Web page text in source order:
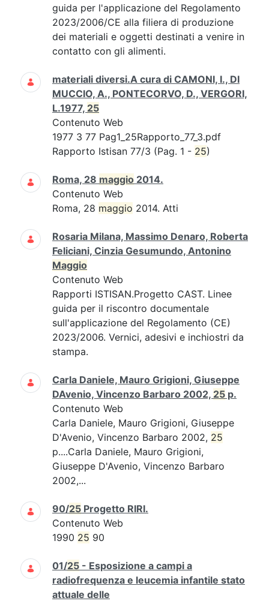
guida per l'applicazione del Regolamento
2023/2006/CE alla filiera di produzione
dei materiali e oggetti destinati a venire in
contatto con gli alimenti.
materiali diversi.A cura di CAMONI, I., DI
MUCCIO, A., PONTECORVO, D., VERGORI,
L.1977, 25
Contenuto Web
1977 3 77 Pag1_25Rapporto_77_3.pdf
Rapporto Istisan 77/3 (Pag. 1 - 25)
Roma, 28 maggio 2014.
Contenuto Web
Roma, 28 maggio 2014. Atti
Rosaria Milana, Massimo Denaro, Roberta
Feliciani, Cinzia Gesumundo, Antonino
Maggio
Contenuto Web
Rapporti ISTISAN.Progetto CAST. Linee
guida per il riscontro documentale
sull'applicazione del Regolamento (CE)
2023/2006. Vernici, adesivi e inchiostri da
stampa.
Carla Daniele, Mauro Grigioni, Giuseppe
DAvenio, Vincenzo Barbaro 2002, 25 p.
Contenuto Web
Carla Daniele, Mauro Grigioni, Giuseppe
D'Avenio, Vincenzo Barbaro 2002, 25
p....Carla Daniele, Mauro Grigioni,
Giuseppe D'Avenio, Vincenzo Barbaro
2002,...
90/25 Progetto RIRI.
Contenuto Web
1990 25 90
01/25 - Esposizione a campi a
radiofrequenza e leucemia infantile stato
attuale delle